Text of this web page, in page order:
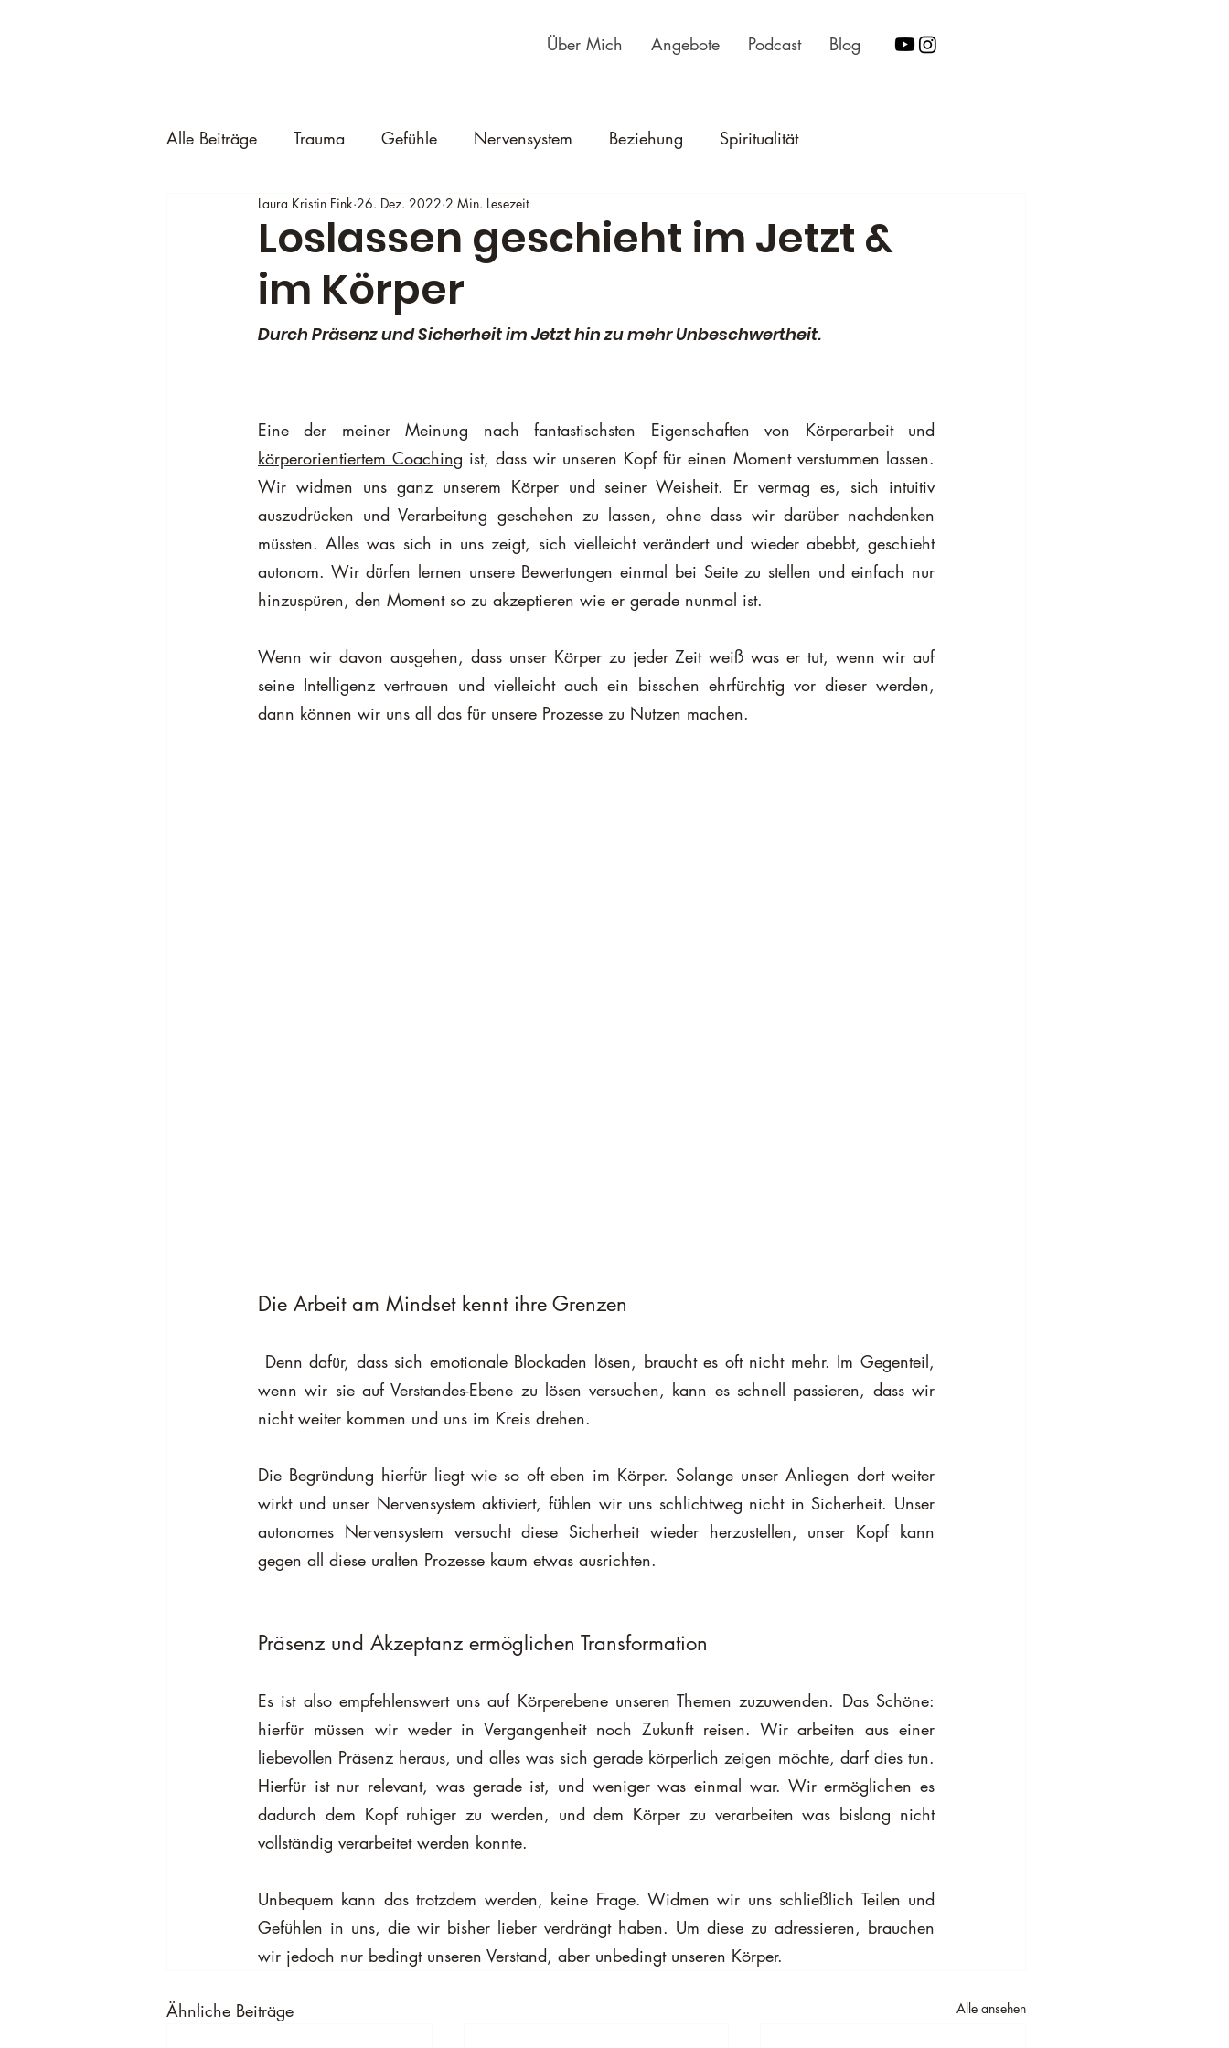
Über Mich Angebote Podcast Blog
Alle Beiträge Trauma Gefühle Nervensystem Beziehung Spiritualität
Loslassen geschieht im Jetzt &
im Körper
Laura Kristin Fink 26. Dez. 2022 2 Min. Lesezeit
Durch Präsenz und Sicherheit im Jetzt hin zu mehr Unbeschwertheit.
körperorientiertem Coaching ist, dass wir unseren Kopf für einen Moment verstummen lassen.
Wir widmen uns ganz unserem Körper und seiner Weisheit. Er vermag es, sich intuitiv
auszudrücken und Verarbeitung geschehen zu lassen, ohne dass wir darüber nachdenken
müssten. Alles was sich in uns zeigt, sich vielleicht verändert und wieder abebbt, geschieht
autonom. Wir dürfen lernen unsere Bewertungen einmal bei Seite zu stellen und einfach nur
hinzuspüren, den Moment so zu akzeptieren wie er gerade nunmal ist.
Wenn wir davon ausgehen, dass unser Körper zu jeder Zeit weiß was er tut, wenn wir auf
seine Intelligenz vertrauen und vielleicht auch ein bisschen ehrfürchtig vor dieser werden,
dann können wir uns all das für unsere Prozesse zu Nutzen machen.
Die Arbeit am Mindset kennt ihre Grenzen
wenn wir sie auf Verstandes-Ebene zu lösen versuchen, kann es schnell passieren, dass wir
nicht weiter kommen und uns im Kreis drehen.
Die Begründung hierfür liegt wie so oft eben im Körper. Solange unser Anliegen dort weiter
wirkt und unser Nervensystem aktiviert, fühlen wir uns schlichtweg nicht in Sicherheit. Unser
autonomes Nervensystem versucht diese Sicherheit wieder herzustellen, unser Kopf kann
gegen all diese uralten Prozesse kaum etwas ausrichten.
Präsenz und Akzeptanz ermöglichen Transformation
Es ist also empfehlenswert uns auf Körperebene unseren Themen zuzuwenden. Das Schöne:
hierfür müssen wir weder in Vergangenheit noch Zukunft reisen. Wir arbeiten aus einer
liebevollen Präsenz heraus, und alles was sich gerade körperlich zeigen möchte, darf dies tun.
Hierfür ist nur relevant, was gerade ist, und weniger was einmal war. Wir ermöglichen es
dadurch dem Kopf ruhiger zu werden, und dem Körper zu verarbeiten was bislang nicht
vollständig verarbeitet werden konnte.
Unbequem kann das trotzdem werden, keine Frage. Widmen wir uns schließlich Teilen und
Gefühlen in uns, die wir bisher lieber verdrängt haben. Um diese zu adressieren, brauchen
wir jedoch nur bedingt unseren Verstand, aber unbedingt unseren Körper.
Ähnliche Beiträge Alle ansehen